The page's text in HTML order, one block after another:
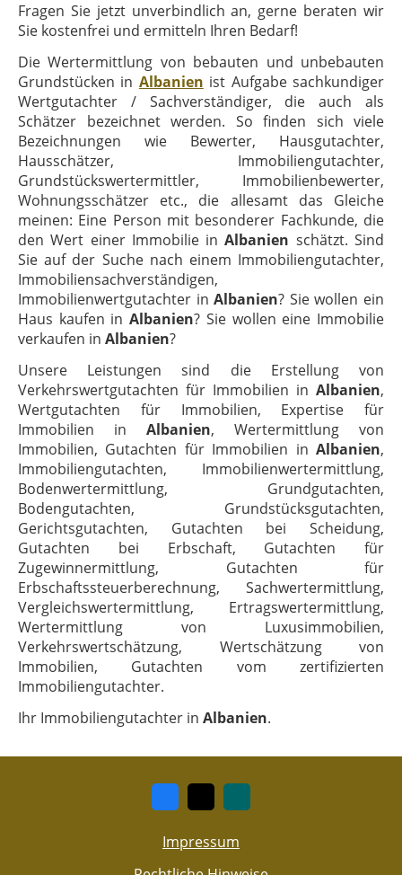
Fragen Sie jetzt unverbindlich an, gerne beraten wir
Sie kostenfrei und ermitteln Ihren Bedarf!
Die Wertermittlung von bebauten und unbebauten
Grundstücken in Albanien ist Aufgabe sachkundiger
Wertgutachter / Sachverständiger, die auch als
Schätzer bezeichnet werden. So finden sich viele
Bezeichnungen wie Bewerter, Hausgutachter,
Hausschätzer, Immobiliengutachter,
Grundstückswertermittler, Immobilienbewerter,
Wohnungsschätzer etc., die allesamt das Gleiche
meinen: Eine Person mit besonderer Fachkunde, die
den Wert einer Immobilie inAlbanien schätzt. Sind
Sie auf der Suche nach einem Immobiliengutachter,
Immobiliensachverständigen,
Immobilienwertgutachter inAlbanien? Sie wollen ein
Haus kaufen inAlbanien? Sie wollen eine Immobilie
verkaufen in Albanien?
Unsere Leistungen sind die Erstellung von
Verkehrswertgutachten für Immobilien in Albanien,
Wertgutachten für Immobilien, Expertise für
Immobilien in Albanien, Wertermittlung von
Immobilien, Gutachten für Immobilien in Albanien,
Immobiliengutachten, Immobilienwertermittlung,
Bodenwertermittlung, Grundgutachten,
Bodengutachten, Grundstücksgutachten,
Gerichtsgutachten, Gutachten bei Scheidung,
Gutachten bei Erbschaft, Gutachten für
Zugewinnermittlung, Gutachten für
Erbschaftssteuerberechnung, Sachwertermittlung,
Vergleichswertermittlung, Ertragswertermittlung,
Wertermittlung von Luxusimmobilien,
Verkehrswertschätzung, Wertschätzung von
Immobilien, Gutachten vom zertifizierten
Immobiliengutachter.
Ihr Immobiliengutachter in Albanien.
Impressum